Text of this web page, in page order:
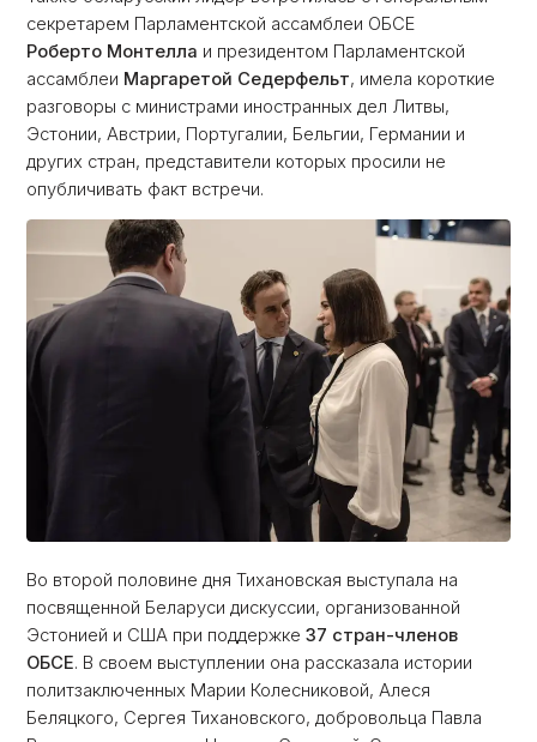
секретарем Парламентской ассамблеи ОБСЕ
Роберто Монтелла и президентом Парламентской
ассамблеи Маргаретой Седерфельт, имела короткие
разговоры с министрами иностранных дел Литвы,
Эстонии, Австрии, Португалии, Бельгии, Германии и
других стран, представители которых просили не
опубличивать факт встречи.
Во второй половине дня Тихановская выступала на
посвященной Беларуси дискуссии, организованной
Эстонией и США при поддержке37 стран-членов
ОБСЕ. В своем выступлении она рассказала истории
политзаключенных Марии Колесниковой, Алеся
Беляцкого, Сергея Тихановского, добровольца Павла